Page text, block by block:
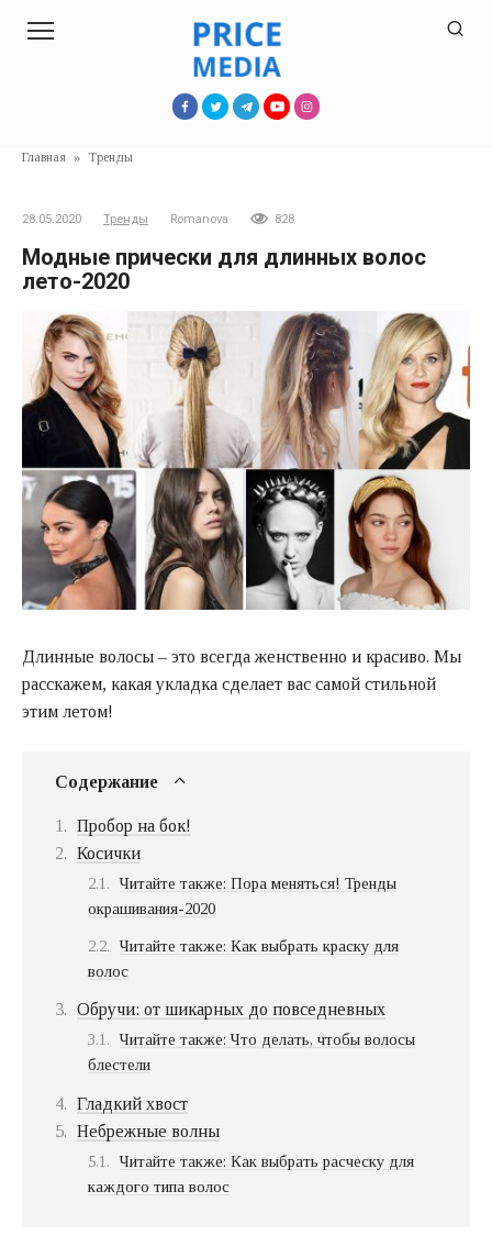
Главная » Тренды
28.05.2020 Тренды Romanova 828
Модные прически для длинных волос
лето-2020
Длинные волосы – это всегда женственно и красиво. Мы
расскажем, какая укладка сделает вас самой стильной
этим летом!
Содержание
Пробор на бок!
Косички
Читайте также: Пора меняться! Тренды
окрашивания-2020
Читайте также: Как выбрать краску для
волос
Обручи: от шикарных до повседневных
Читайте также: Что делать, чтобы волосы
блестели
Гладкий хвост
Небрежные волны
Читайте также: Как выбрать расческу для
каждого типа волос